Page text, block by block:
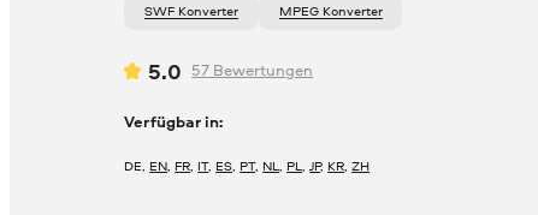
SWF Konverter MPEG Konverter
5.0 57 Bewertungen
Verfügbar in:
DE, EN, FR, IT, ES, PT, NL, PL,JP, KR,ZH